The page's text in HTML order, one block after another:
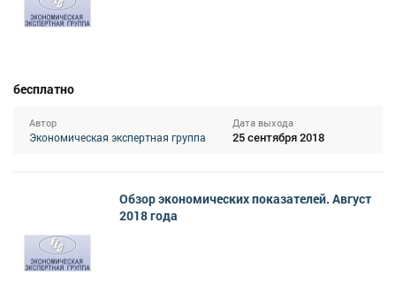
бесплатно
Автор
Экономическая экспертная группа
Дата выхода
25 сентября 2018
Обзор экономических показателей. Август
2018 года